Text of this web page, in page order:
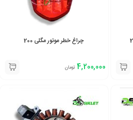
چراغ خطر موتور مگلی 200
4,200,000 تومان